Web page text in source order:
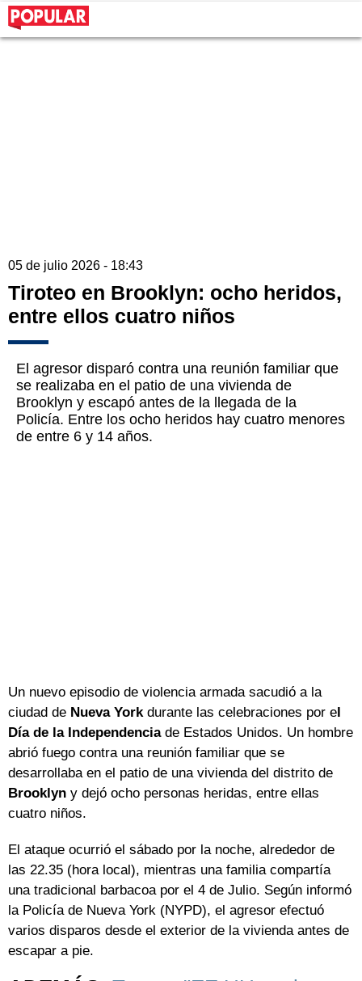
05 de julio 2026 - 18:43
Tiroteo en Brooklyn: ocho heridos,
entre ellos cuatro niños
El agresor disparó contra una reunión familiar que
se realizaba en el patio de una vivienda de
Brooklyn y escapó antes de la llegada de la
Policía. Entre los ocho heridos hay cuatro menores
de entre 6 y 14 años.
Un nuevo episodio de violencia armada sacudió a la
ciudad de Nueva Yorkdurante las celebraciones por el
Día de la Independencia de Estados Unidos. Un hombre
abrió fuego contra una reunión familiar que se
desarrollaba en el patio de una vivienda del distrito de
Brooklyn y dejó ocho personas heridas, entre ellas
cuatro niños.
El ataque ocurrió el sábado por la noche, alrededor de
las 22.35 (hora local), mientras una familia compartía
una tradicional barbacoa por el 4 de Julio. Según informó
la Policía de Nueva York (NYPD), el agresor efectuó
varios disparos desde el exterior de la vivienda antes de
escapar a pie.